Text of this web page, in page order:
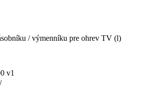
/ výmenníku pre ohrev TV (l)
v1